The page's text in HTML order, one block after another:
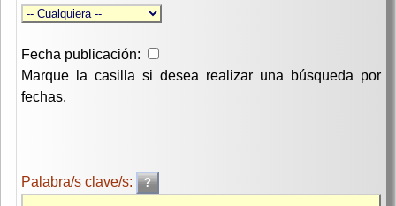
Fecha publicación:
Marque la casilla si desea realizar una búsqueda por
fechas.
Palabra/s clave/s: